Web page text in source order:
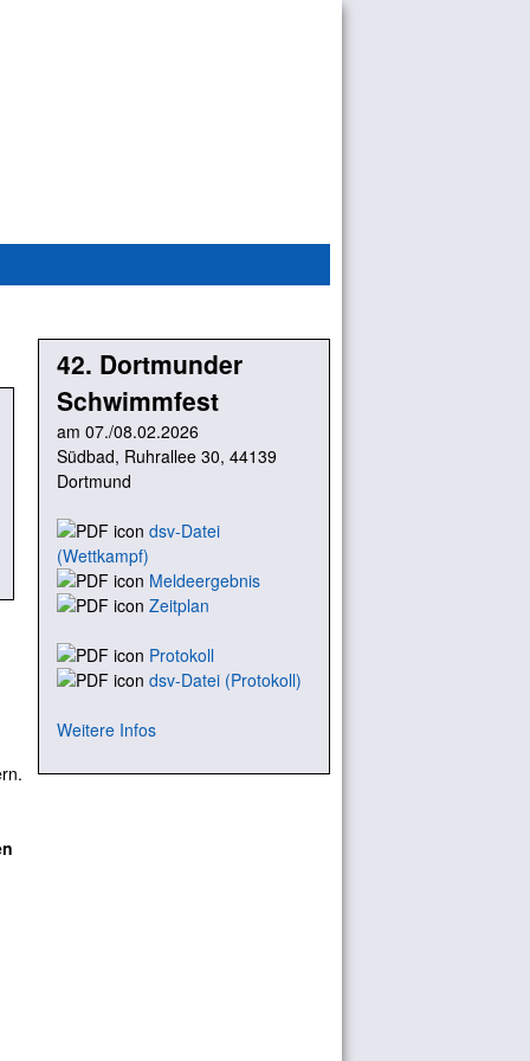
42. Dortmunder
Schwimmfest
am 07./08.02.2026
Südbad, Ruhrallee 30, 44139
Dortmund
dsv-Datei
(Wettkampf)
Meldeergebnis
Zeitplan
Protokoll
dsv-Datei (Protokoll)
Weitere Infos